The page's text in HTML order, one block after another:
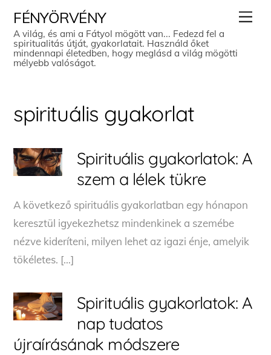
content
FÉNYÖRVÉNY
A világ, és ami a Fátyol mögött van... Fedezd fel a
spiritualitás útját, gyakorlatait. Használd őket
mindennapi életedben, hogy meglásd a világ mögötti
mélyebb valóságot.
spirituális gyakorlat
Spirituális gyakorlatok: A
szem a lélek tükre
A következő spirituális gyakorlatban egy hónapon
keresztül igyekezhetsz mindenkinek a szemébe
nézve kideríteni, milyen lehet az igazi énje, amelyik
tökéletes. […]
Spirituális gyakorlatok: A
nap tudatos
újraírásának módszere